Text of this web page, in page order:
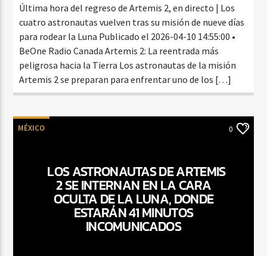
Última hora del regreso de Artemis 2, en directo | Los
cuatro astronautas vuelven tras su misión de nueve días
para rodear la Luna Publicado el 2026-04-10 14:55:00 •
BeOne Radio Canada Artemis 2: La reentrada más
peligrosa hacia la Tierra Los astronautas de la misión
Artemis 2 se preparan para enfrentar uno de los […]
MÉXICO 0
LOS ASTRONAUTAS DE ARTEMIS
2 SE INTERNAN EN LA CARA
OCULTA DE LA LUNA, DONDE
ESTARÁN 41 MINUTOS
INCOMUNICADOS